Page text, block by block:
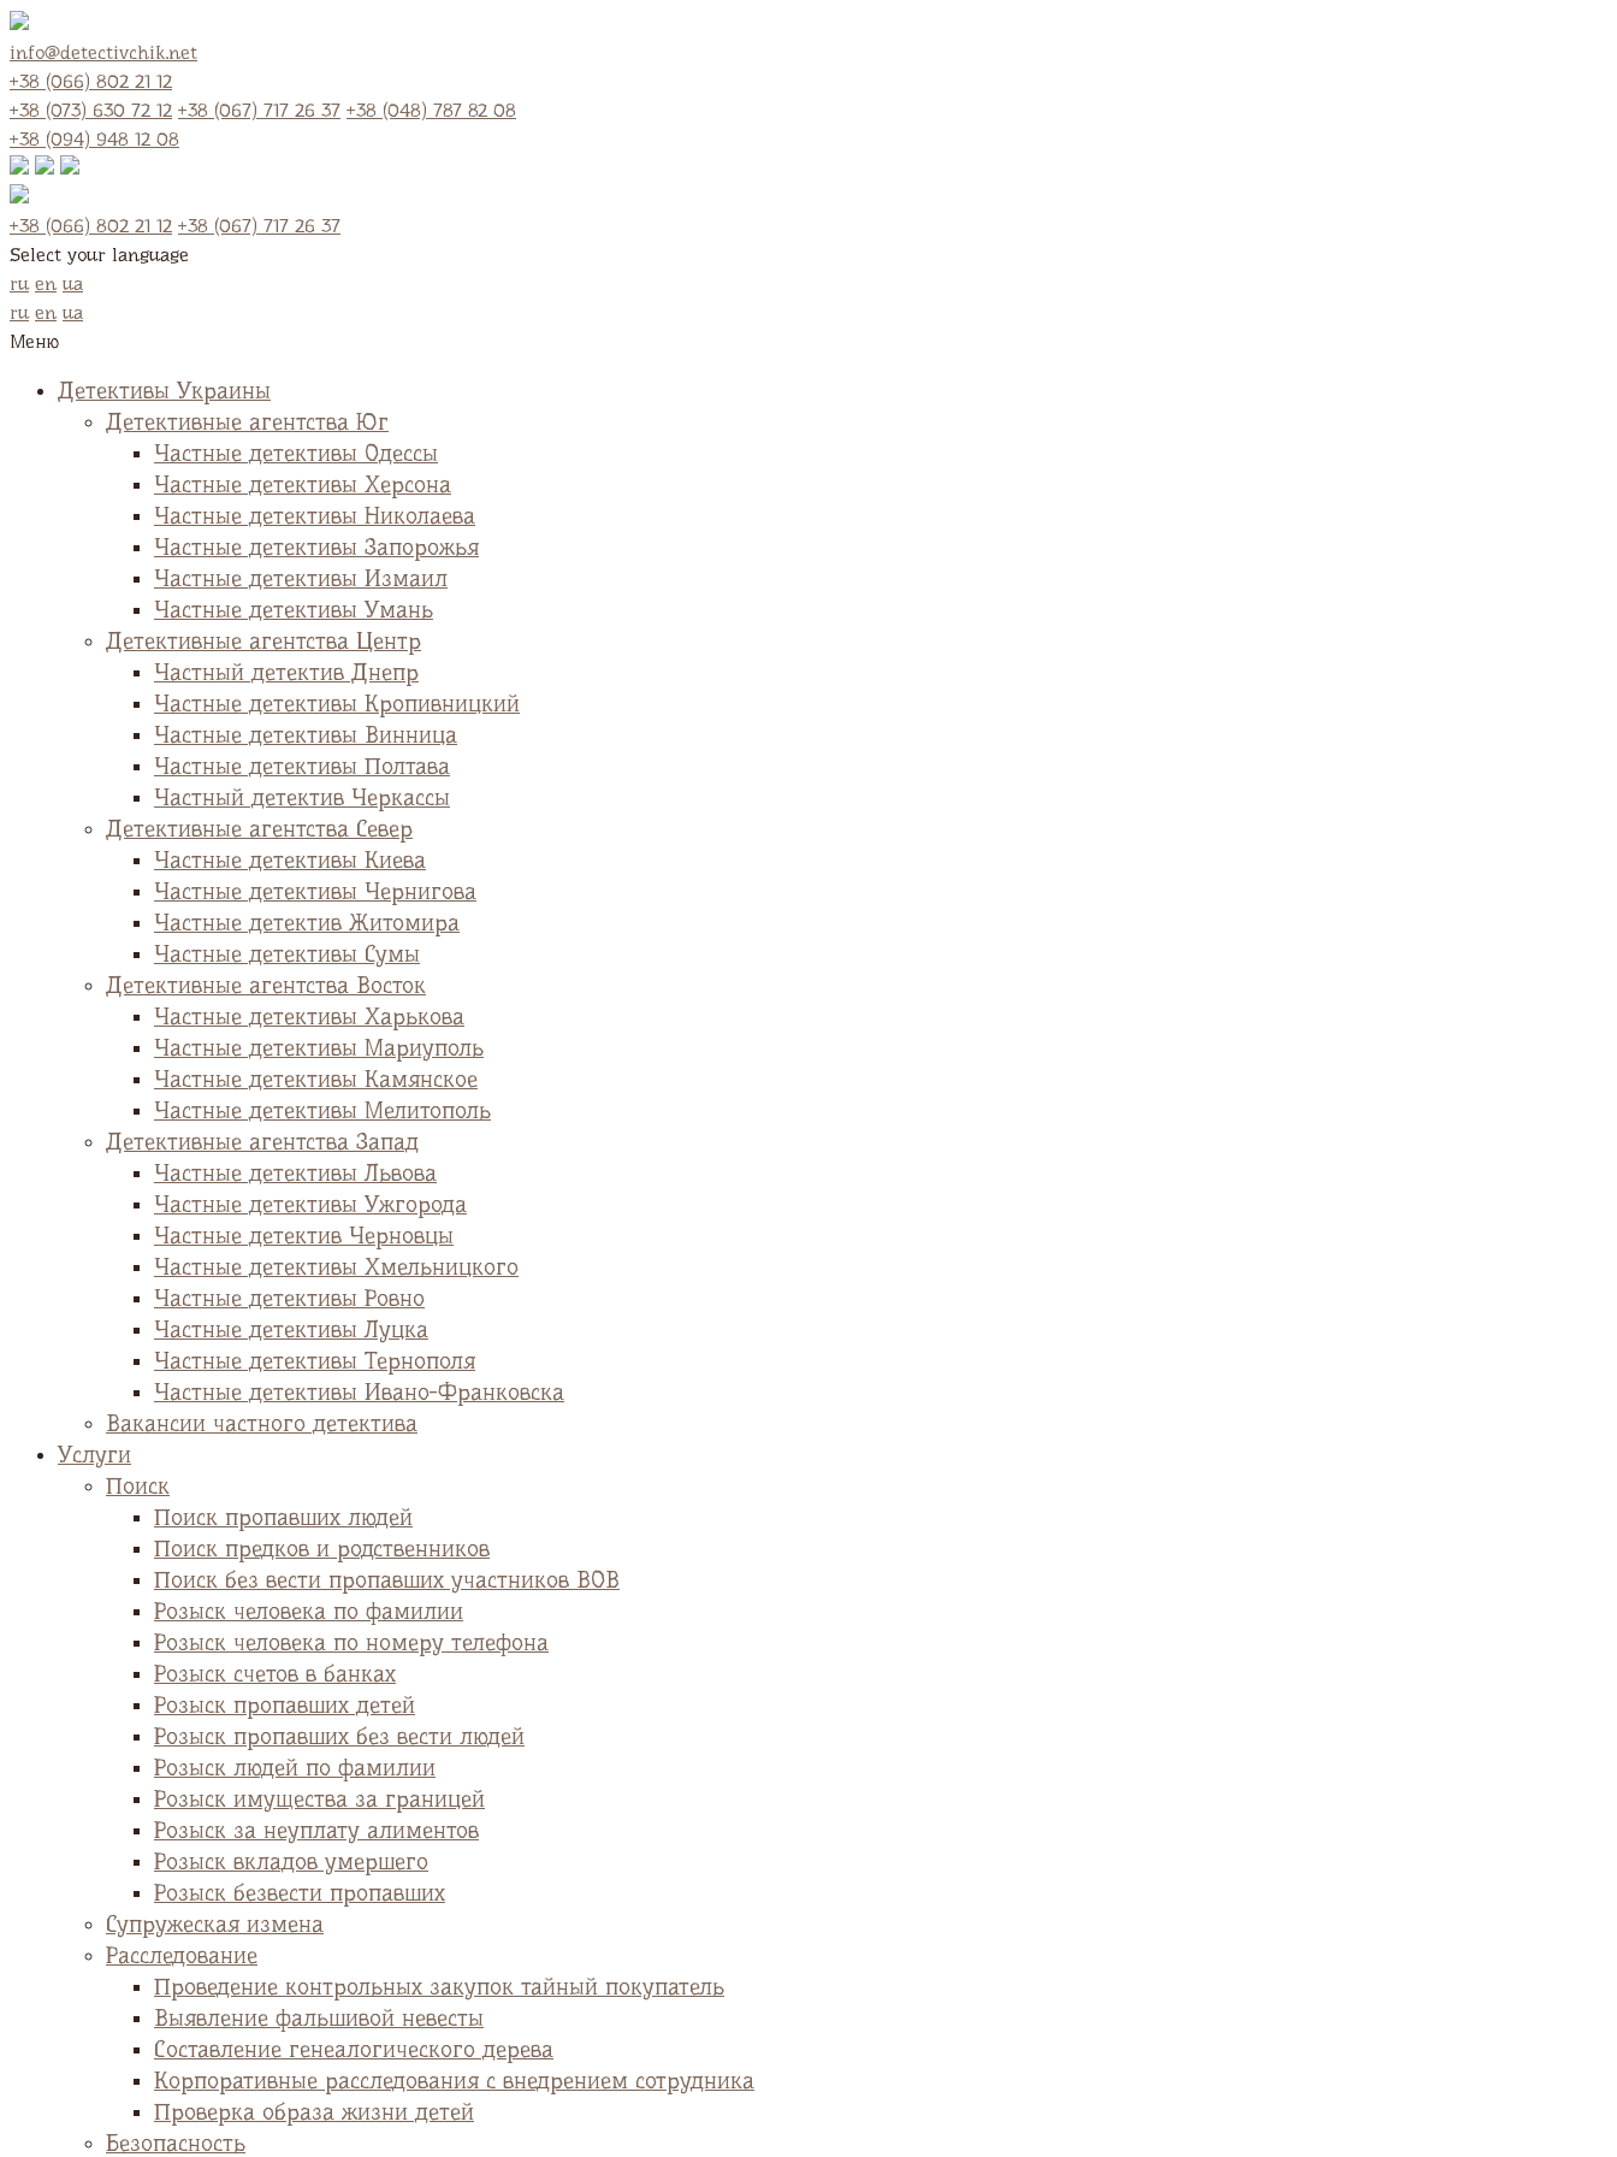
info@detectivchik.net
+38 (066) 802 21 12
+38 (073) 630 72 12 +38 (067) 717 26 37 +38 (048) 787 82 08
+38 (094) 948 12 08
+38 (066) 802 21 12 +38 (067) 717 26 37
Select your language
ru en ua
ru en ua
Меню
Детективы Украины
Детективные агентства Юг
Частные детективы Одессы
Частные детективы Херсона
Частные детективы Николаева
Частные детективы Запорожья
Частные детективы Измаил
Частные детективы Умань
Детективные агентства Центр
Частный детектив Днепр
Частные детективы Кропивницкий
Частные детективы Винница
Частные детективы Полтава
Частный детектив Черкассы
Детективные агентства Север
Частные детективы Киева
Частные детективы Чернигова
Частные детектив Житомира
Частные детективы Сумы
Детективные агентства Восток
Частные детективы Харькова
Частные детективы Мариуполь
Частные детективы Камянское
Частные детективы Мелитополь
Детективные агентства Запад
Частные детективы Львова
Частные детективы Ужгорода
Частные детектив Черновцы
Частные детективы Хмельницкого
Частные детективы Ровно
Частные детективы Луцка
Частные детективы Тернополя
Частные детективы Ивано-Франковска
Вакансии частного детектива
Услуги
Поиск
Поиск пропавших людей
Поиск предков и родственников
Поиск без вести пропавших участников ВОВ
Розыск человека по фамилии
Розыск человека по номеру телефона
Розыск счетов в банках
Розыск пропавших детей
Розыск пропавших без вести людей
Розыск людей по фамилии
Розыск имущества за границей
Розыск за неуплату алиментов
Розыск вкладов умершего
Розыск безвести пропавших
Супружеская измена
Расследование
Проведение контрольных закупок тайный покупатель
Выявление фальшивой невесты
Cоставление генеалогического дерева
Корпоративные расследования с внедрением сотрудника
Проверка образа жизни детей
Безопасность